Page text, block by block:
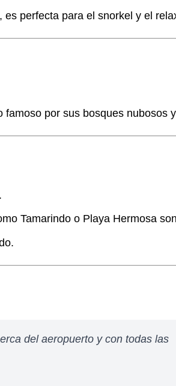
perfecta para el snorkel y el
por sus bosques nubosos
Tamarindo o Playa Hermosa
del aeropuerto y con todas las